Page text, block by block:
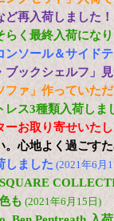
再入荷しました！
らく最終入荷にな
ンソール＆サイド
ブックシェルフ」
ファ」作っていた
レス3種類入荷しま
ーお取り寄せいた
。心地よく過ごす
しました (2021年6月
も (2021年6月15日)